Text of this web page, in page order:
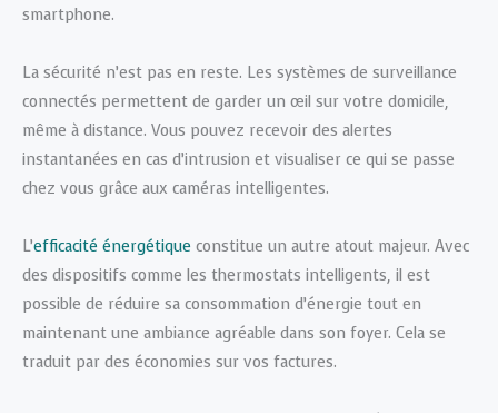
smartphone.
La sécurité n’est pas en reste. Les systèmes de surveillance
connectés permettent de garder un œil sur votre domicile,
même à distance. Vous pouvez recevoir des alertes
instantanées en cas d’intrusion et visualiser ce qui se passe
chez vous grâce aux caméras intelligentes.
L’efficacité énergétique constitue un autre atout majeur. Avec
des dispositifs comme les thermostats intelligents, il est
possible de réduire sa consommation d’énergie tout en
maintenant une ambiance agréable dans son foyer. Cela se
traduit par des économies sur vos factures.